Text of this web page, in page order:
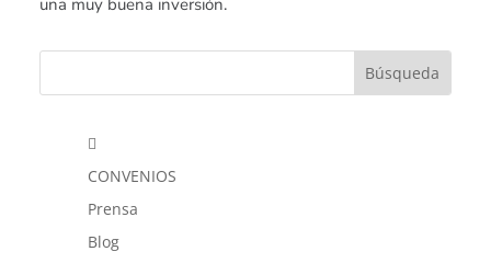
una muy buena inversión.

CONVENIOS
Prensa
Blog